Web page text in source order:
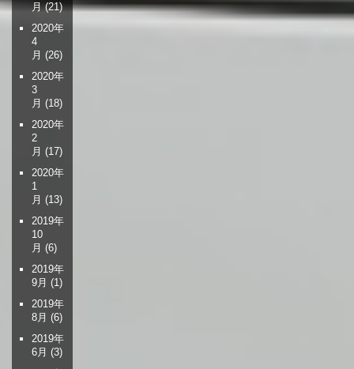
月(21)
2020年
4
月 (26)
2020年
3
月 (18)
2020年
2
月 (17)
2020年
1
月 (13)
2019年
10
月 (6)
2019年
9月 (1)
2019年
8月 (6)
2019年
6月 (3)